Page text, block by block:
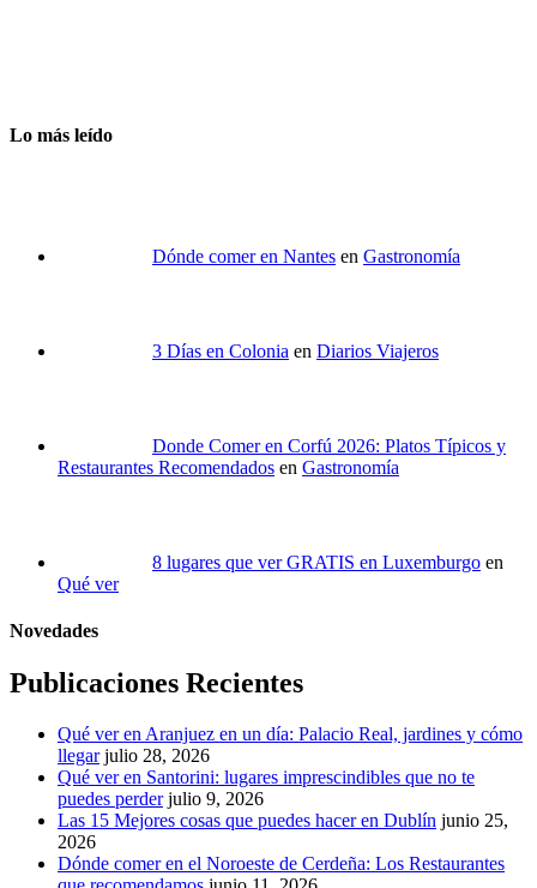
Lo más leído
Dónde comer en Nantes en Gastronomía
3 Días en Colonia en Diarios Viajeros
Donde Comer en Corfú 2026: Platos Típicos y
Restaurantes Recomendados en Gastronomía
8 lugares que ver GRATIS en Luxemburgo en
Qué ver
Novedades
Publicaciones Recientes
Qué ver en Aranjuez en un día: Palacio Real, jardines y cómo
llegar julio 28, 2026
Qué ver en Santorini: lugares imprescindibles que no te
puedes perder julio 9, 2026
Las 15 Mejores cosas que puedes hacer en Dublín junio 25,
2026
Dónde comer en el Noroeste de Cerdeña: Los Restaurantes